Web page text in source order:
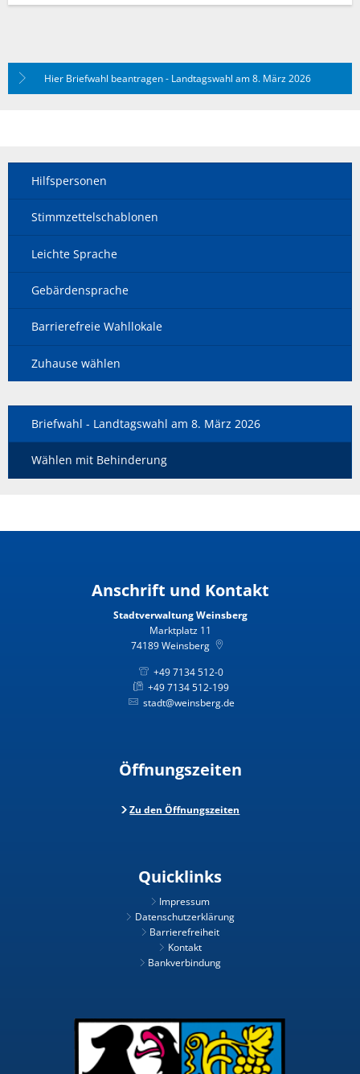
Hier Briefwahl beantragen - Landtagswahl am 8. März 2026
Hilfspersonen
Stimmzettelschablonen
Leichte Sprache
Gebärdensprache
Barrierefreie Wahllokale
Zuhause wählen
Briefwahl - Landtagswahl am 8. März 2026
Wählen mit Behinderung
Anschrift und Kontakt
Stadtverwaltung Weinsberg
Marktplatz 11
74189Weinsberg
+49 7134 512-0
+49 7134 512-199
stadt@weinsberg.de
Öffnungszeiten
Zu den Öffnungszeiten
Quicklinks
Impressum
Datenschutzerklärung
Barrierefreiheit
Kontakt
Bankverbindung